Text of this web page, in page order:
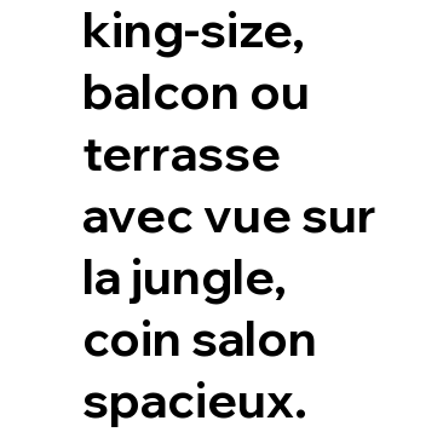
king-size,
balcon ou
terrasse
avec vue sur
la jungle,
coin salon
spacieux.